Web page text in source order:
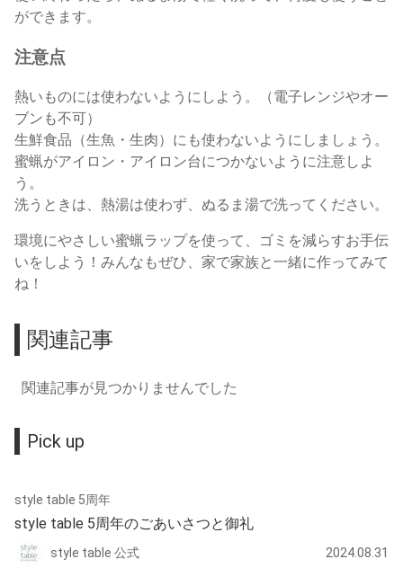
ができます。
注意点
熱いものには使わないようにしよう。（電子レンジやオー
ブンも不可）
生鮮食品（生魚・生肉）にも使わないようにしましょう。
蜜蝋がアイロン・アイロン台につかないように注意しよ
う。
洗うときは、熱湯は使わず、ぬるま湯で洗ってください。
環境にやさしい蜜蝋ラップを使って、ゴミを減らすお手伝
いをしよう！みんなもぜひ、家で家族と一緒に作ってみて
ね！
関連記事
関連記事が見つかりませんでした
Pick up
style table 5周年
style table 5周年のごあいさつと御礼
style table 公式 2024.08.31